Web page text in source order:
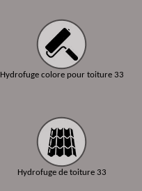
Hydrofuge colore pour toiture 33
Hydrofuge de toiture 33